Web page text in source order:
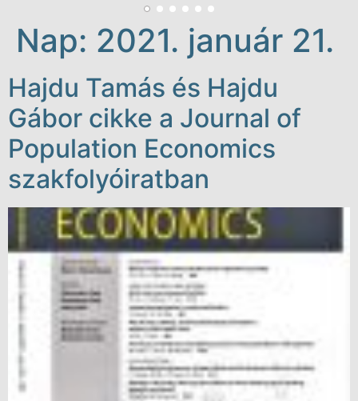
Nap: 2021. január 21.
Hajdu Tamás és Hajdu
Gábor cikke a Journal of
Population Economics
szakfolyóiratban